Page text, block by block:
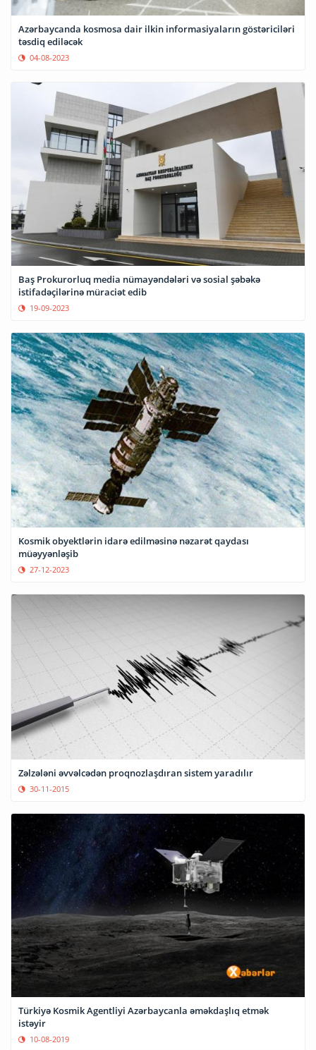
Azərbaycanda kosmosa dair ilkin informasiyaların göstəriciləri
təsdiq ediləcək
04-08-2023
Baş Prokurorluq media nümayəndələri və sosial şəbəkə
istifadəçilərinə müraciət edib
19-09-2023
Kosmik obyektlərin idarə edilməsinə nəzarət qaydası
müəyyənləşib
27-12-2023
Zəlzələni əvvəlcədən proqnozlaşdıran sistem yaradılır
30-11-2015
Türkiyə Kosmik Agentliyi Azərbaycanla əməkdaşlıq etmək
istəyir
10-08-2019